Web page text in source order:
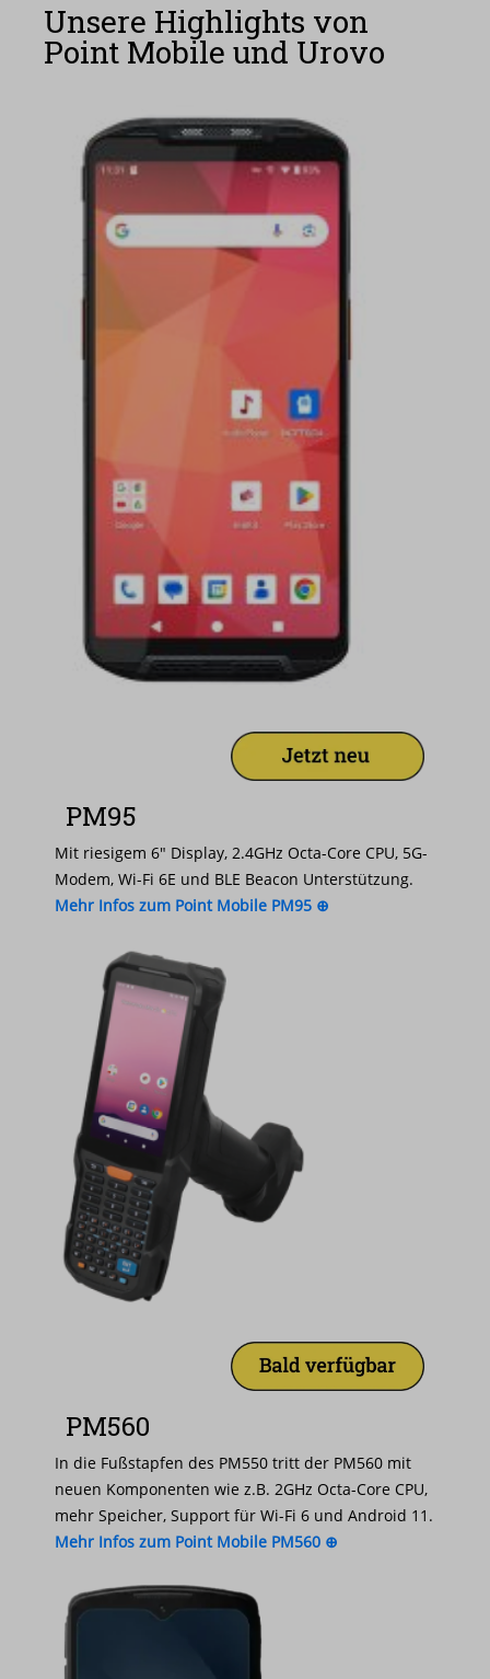
Unsere Highlights von
Point Mobile und Urovo
PM95
Mit riesigem 6″ Display, 2.4GHz Octa-Core CPU, 5G-
Modem, Wi-Fi 6E und BLE Beacon Unterstützung.
Mehr Infos zum Point Mobile PM95 ⊕
PM560
In die Fußstapfen des PM550 tritt der PM560 mit
neuen Komponenten wie z.B. 2GHz Octa-Core CPU,
mehr Speicher, Support für Wi-Fi 6 und Android 11.
Mehr Infos zum Point Mobile PM560 ⊕